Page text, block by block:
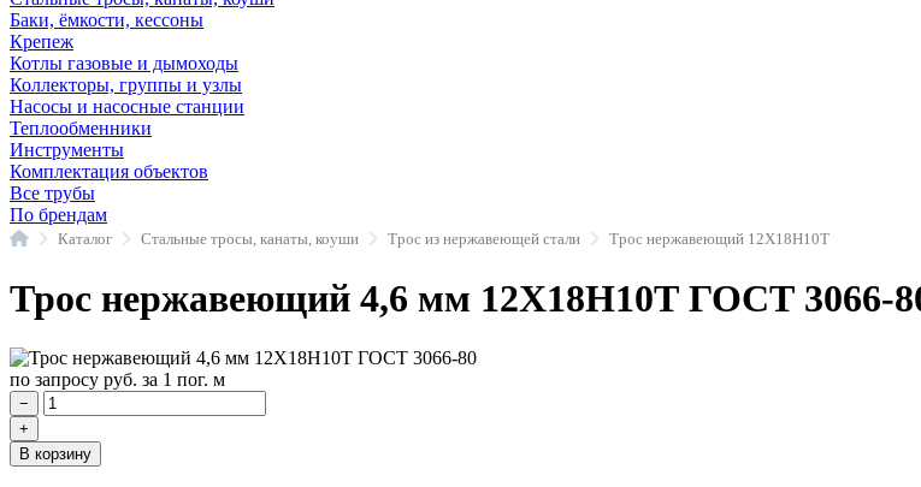
Баки, ёмкости, кессоны
Крепеж
Котлы газовые и дымоходы
Коллекторы, группы и узлы
Насосы и насосные станции
Теплообменники
Инструменты
Комплектация объектов
Все трубы
По брендам
ГлавнаяКаталог Стальные тросы, канаты, коуши Трос из нержавеющей стали Трос нержавеющий 12Х18Н10Т
Трос нержавеющий 4,6 мм 12Х18Н10Т ГОСТ 3066-
по запросу руб. за 1 пог. м
−
+
В корзину